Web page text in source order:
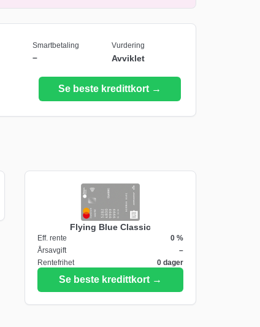
Smartbetaling
–
Vurdering
Avviklet
Se beste kredittkort →
Flying Blue Classic
Eff. rente 0 %
Årsavgift
–
Rentefrihet
0 dager
Se beste kredittkort →